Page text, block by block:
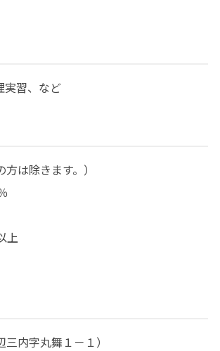
実習、など
は除きます。）
上
内字丸舞１－１）